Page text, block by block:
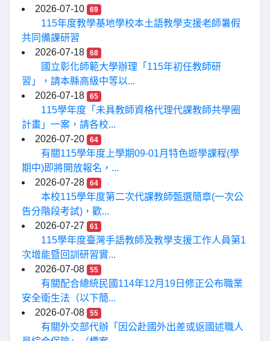
2026-07-10
69
115年度教學基地學校本土語教學支援老師暑假
共同備課研習
2026-07-18
68
國立彰化師範大學辦理「115年初任教師研
習」，請本縣高級中等以...
2026-07-18
65
115學年度「未具教師資格代理代課教師共學圈
計畫」一案，請各校...
2026-07-20
64
有關115學年度上學期09-01月特色遊學課程(學
期中)即將開放報名，...
2026-07-28
64
本校115學年度第二次代課教師甄選簡章(一次公
告分階段考試)，歡...
2026-07-27
61
115學年度臺灣手語教師及教學支援工作人員第1
次增能暨回訓研習實...
2026-07-08
55
有關配合總統民國114年12月19日修正公布職業
安全衛生法（以下簡...
2026-07-08
55
有關外交部代辦「因公赴國外出差或返國述職人